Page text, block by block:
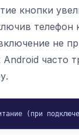
кнопки
телефон
не
часто
(при